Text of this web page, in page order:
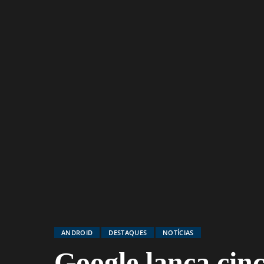
ANDROID DESTAQUES NOTÍCIAS